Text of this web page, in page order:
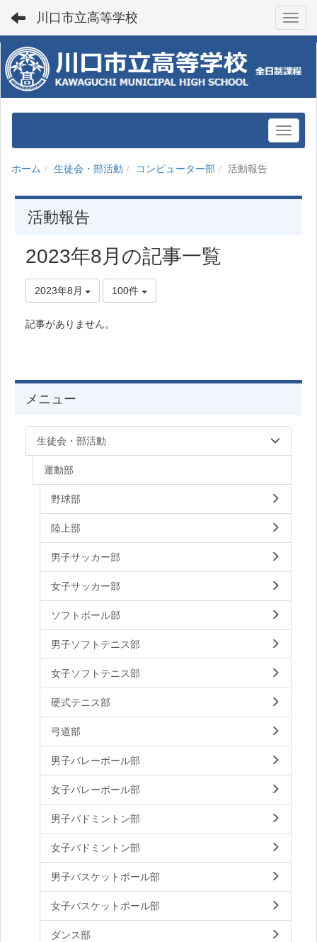
川口市立高等学校
ホーム 生徒会・部活動 コンピューター部 活動報告
活動報告
2023年8月の記事一覧
2023年8月 100件
記事がありません。
メニュー
生徒会・部活動
運動部
野球部
陸上部
男子サッカー部
女子サッカー部
ソフトボール部
男子ソフトテニス部
女子ソフトテニス部
硬式テニス部
弓道部
男子バレーボール部
女子バレーボール部
男子バドミントン部
女子バドミントン部
男子バスケットボール部
女子バスケットボール部
ダンス部